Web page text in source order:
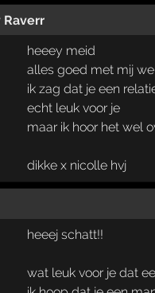
Raverr
heeey meid
alles goed met mij
ik zag dat je een
echt leuk voor je
maar ik hoor het wel
dikke x nicolle hvj
heeej schatt!!
wat leuk voor je dat